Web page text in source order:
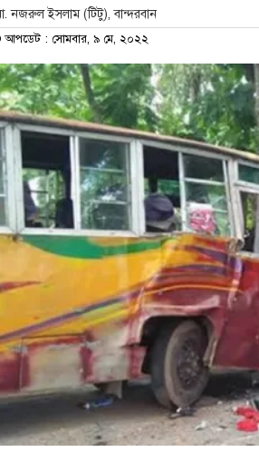
নজরুল ইসলাম (‌টিটু), বান্দরবান
আপডেট : সোমবার, ৯ মে, ২০২২